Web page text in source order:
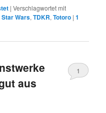
|Verschlagwortet mit
Star Wars,TDKR,Totoro |1
aus
1